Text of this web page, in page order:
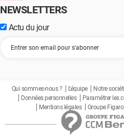
NEWSLETTERS
Actu du jour
Qui sommes-nous ? L'équipe Notre
Données personnelles
Paramétrer les
Mentions légales
Groupe Figaro